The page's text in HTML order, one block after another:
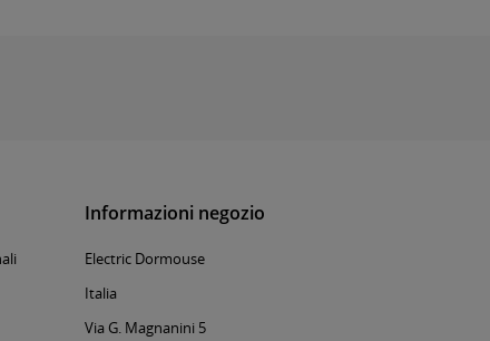
Informazioni negozio
Electric Dormouse
Italia
Via G. Magnanini 5